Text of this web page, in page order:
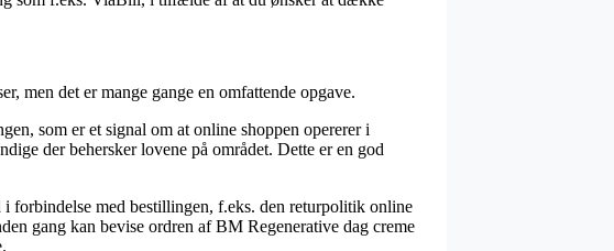
men det er mange gange en omfattende opgave.
som er et signal om at online shoppen opererer i
der behersker lovene på området. Dette er en god
forbindelse med bestillingen, f.eks. den returpolitik online
gang kan bevise ordren af BM Regenerative dag creme